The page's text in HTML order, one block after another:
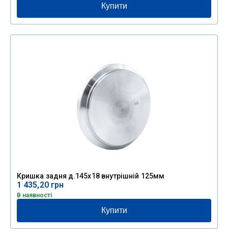
Купити
Кришка задня д.145х18 внутрішній 125мм
1 435,20 грн
В наявності
Купити